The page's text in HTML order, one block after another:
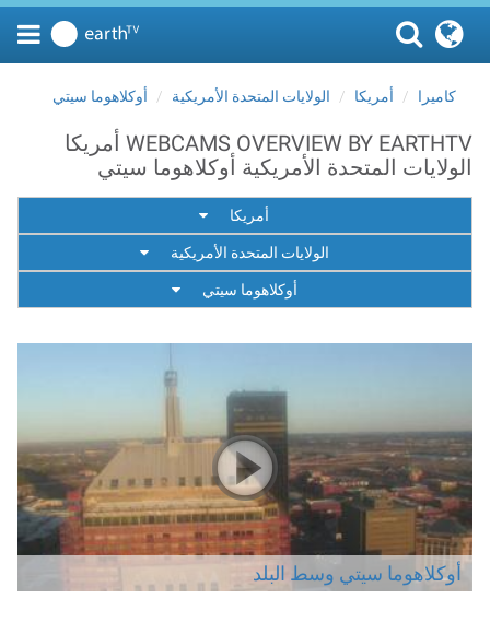
كاميرا أمريكا الولايات المتحدة الأمريكية أوكلاهوما سيتي
WEBCAMS OVERVIEW BY EARTHTV أمريكا
الولايات المتحدة الأمريكية أوكلاهوما سيتي
أمريكا
الولايات المتحدة الأمريكية
أوكلاهوما سيتي
أوكلاهوما سيتي وسط البلد